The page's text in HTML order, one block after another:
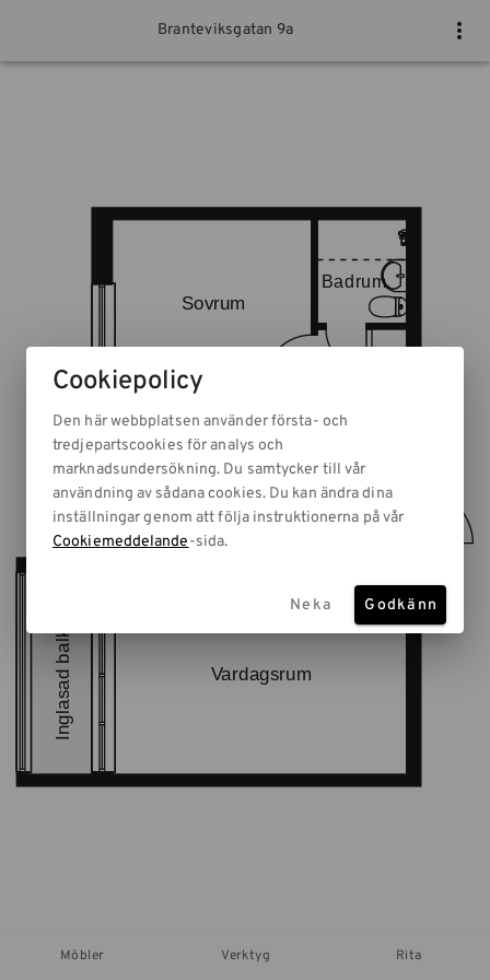
Branteviksgatan 9a
Möbler Verktyg Rita
Cookiepolicy
Den här webbplatsen använder första- och
tredjepartscookies för analys och
marknadsundersökning. Du samtycker till vår
användning av sådana cookies. Du kan ändra dina
inställningar genom att följa instruktionerna på vår
Cookiemeddelande-sida.
Neka Godkänn